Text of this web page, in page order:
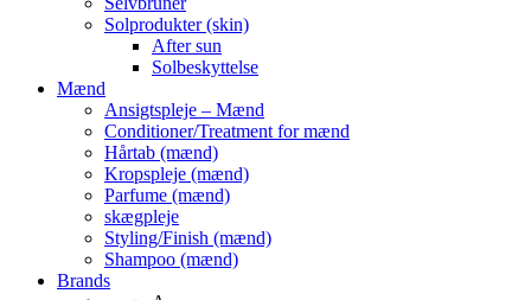
Solprodukter (skin)
After sun
Solbeskyttelse
Mænd
Ansigtspleje – Mænd
Conditioner/Treatment for mænd
Hårtab (mænd)
Kropspleje (mænd)
Parfume (mænd)
skægpleje
Styling/Finish (mænd)
Shampoo (mænd)
Brands